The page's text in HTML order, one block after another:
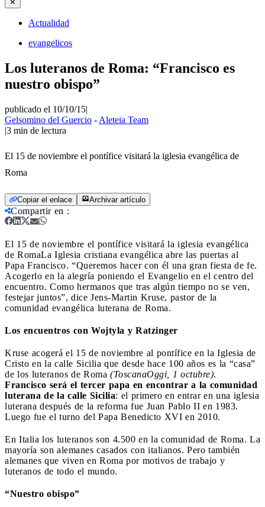
✕
Actualidad
evangelicos
Los luteranos de Roma: “Francisco es
nuestro obispo”
publicado el 10/10/15|
Gelsomino del Guercio - Aleteia Team
|3 min de lectura
El 15 de noviembre el pontífice visitará la iglesia evangélica de
Roma
Copiar el enlace Archivar artículo
Compartir en :
El 15 de noviembre el pontífice visitará la iglesia evangélica
de RomaLa Iglesia cristiana evangélica abre las puertas al
Papa Francisco. “Queremos hacer con él una gran fiesta de fe.
Acogerlo en la alegría poniendo el Evangelio en el centro del
encuentro. Como hermanos que tras algún tiempo no se ven,
festejar juntos”, dice Jens-Martin Kruse, pastor de la
comunidad evangélica luterana de Roma.
Los encuentros con Wojtyla y Ratzinger
Kruse acogerá el 15 de noviembre al pontífice en la Iglesia de
Cristo en la calle Sicilia que desde hace 100 años es la “casa”
de los luteranos de Roma (ToscanaOggi, 1 octubre).
Francisco será el tercer papa en encontrar a la comunidad
luterana de la calle Sicilia: el primero en entrar en una iglesia
luterana después de la reforma fue Juan Pablo II en 1983.
Luego fue el turno del Papa Benedicto XVI en 2010.
En Italia los luteranos son 4.500 en la comunidad de Roma. La
mayoría son alemanes casados con italianos. Pero también
alemanes que viven en Roma por motivos de trabajo y
luteranos de todo el mundo.
“Nuestro obispo”